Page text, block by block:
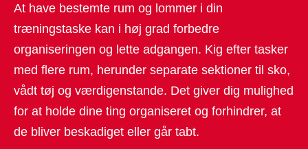
At have bestemte rum og lommer i din
træningstaske kan i høj grad forbedre
organiseringen og lette adgangen. Kig efter tasker
med flere rum, herunder separate sektioner til sko,
vådt tøj og værdigenstande. Det giver dig mulighed
for at holde dine ting organiseret og forhindrer, at
de bliver beskadiget eller går tabt.